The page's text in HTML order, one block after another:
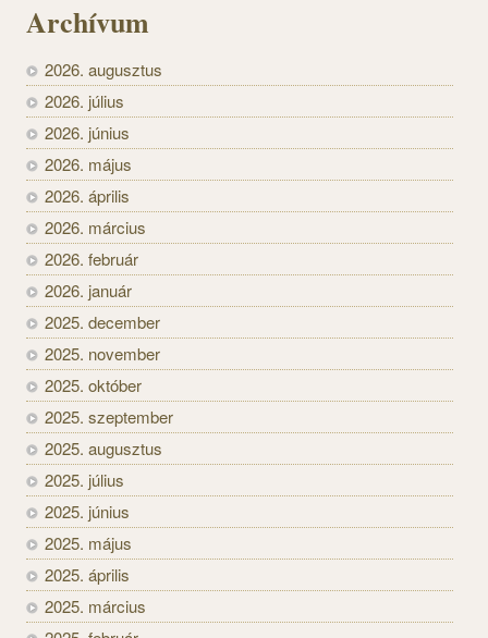
Archívum
2026. augusztus
2026. július
2026. június
2026. május
2026. április
2026. március
2026. február
2026. január
2025. december
2025. november
2025. október
2025. szeptember
2025. augusztus
2025. július
2025. június
2025. május
2025. április
2025. március